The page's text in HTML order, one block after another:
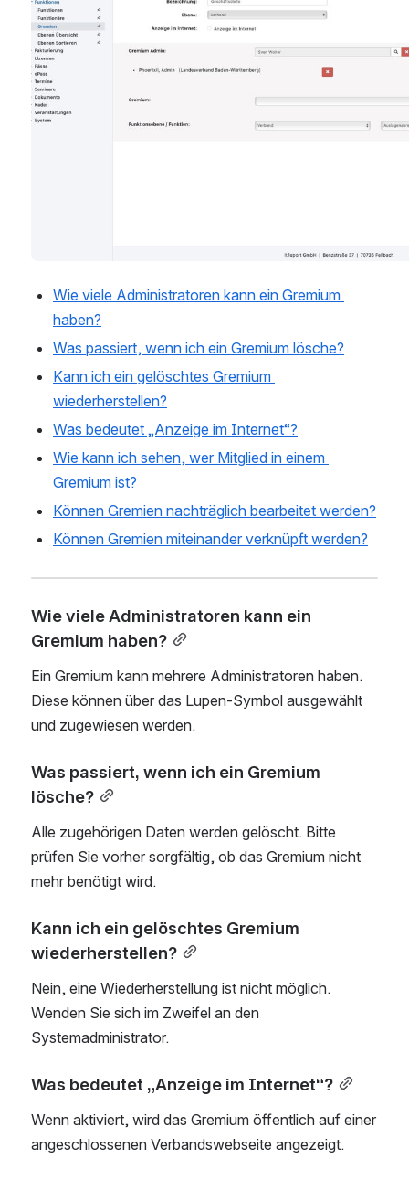
Wie viele Administratoren kann ein Gremium
haben?
Was passiert, wenn ich ein Gremium lösche?
Kann ich ein gelöschtes Gremium
wiederherstellen?
Was bedeutet „Anzeige im Internet“?
Wie kann ich sehen, wer Mitglied in einem
Gremium ist?
Können Gremien nachträglich bearbeitet werden?
Können Gremien miteinander verknüpft werden?
Wie viele Administratoren kann ein
Gremium haben?
Ein Gremium kann mehrere Administratoren haben.
Diese können über das Lupen-Symbol ausgewählt
und zugewiesen werden.
Was passiert, wenn ich ein Gremium
lösche?
Alle zugehörigen Daten werden gelöscht. Bitte
prüfen Sie vorher sorgfältig, ob das Gremium nicht
mehr benötigt wird.
Kann ich ein gelöschtes Gremium
wiederherstellen?
Nein, eine Wiederherstellung ist nicht möglich.
Wenden Sie sich im Zweifel an den
Systemadministrator.
Was bedeutet „Anzeige im Internet“?
Wenn aktiviert, wird das Gremium öffentlich auf einer
angeschlossenen Verbandswebseite angezeigt.